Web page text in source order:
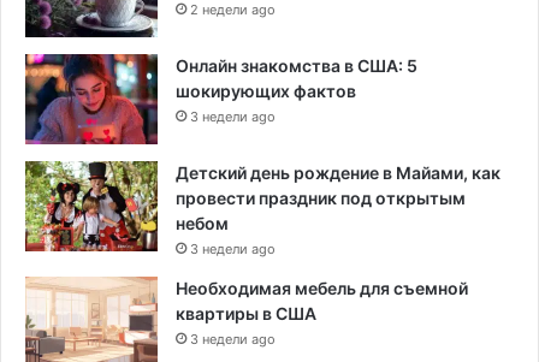
2 недели ago
Онлайн знакомства в США: 5
шокирующих фактов
3 недели ago
Детский день рождение в Майами, как
провести праздник под открытым
небом
3 недели ago
Необходимая мебель для съемной
квартиры в США
3 недели ago